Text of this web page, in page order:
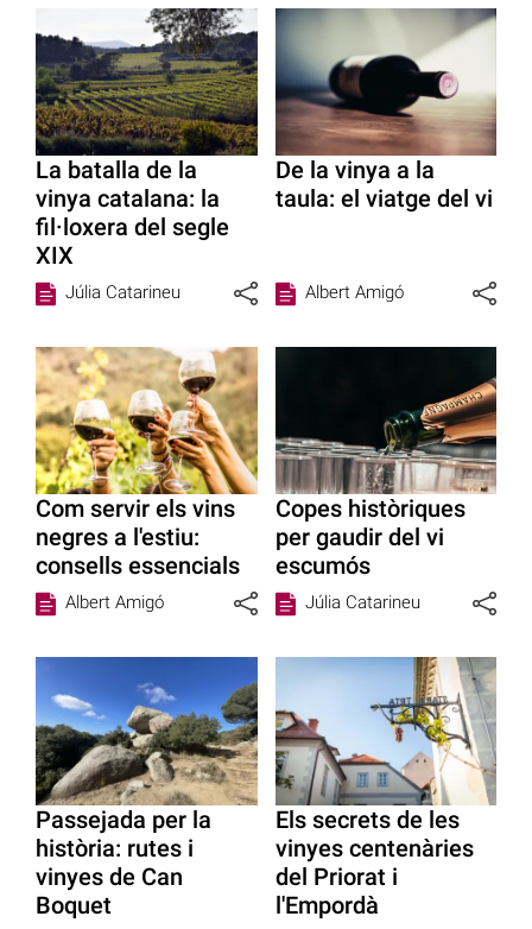
La batalla de la
vinya catalana: la
fil·loxera del segle
XIX
Júlia Catarineu
De la vinya a la
taula: el viatge del vi
Albert Amigó
Com servir els vins
negres a l'estiu:
consells essencials
Albert Amigó
Copes històriques
per gaudir del vi
escumós
Júlia Catarineu
Passejada per la
història: rutes i
vinyes de Can
Boquet
Els secrets de les
vinyes centenàries
del Priorat i
l'Empordà